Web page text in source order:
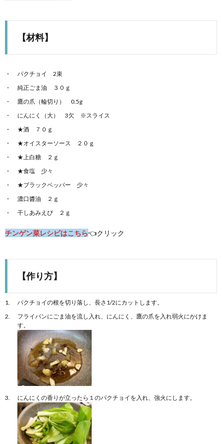
【材料】
パクチョイ 2束
純正ごま油 ３０ｇ
鷹の爪（輪切り） 0.5g
にんにく（大） 3欠 ※スライス
★酒 ７０ｇ
★オイスターソース ２０ｇ
★上白糖 ２ｇ
★食塩 少々
★ブラックペッパー 少々
濃口醬油 ２ｇ
干しあみえび ２ｇ
チンゲン菜レシピはこちら👈クリック
【作り方】
パクチョイの根を切り落し、長さ1/2にカットします。
フライパンにごま油を流し入れ、にんにく、鷹の爪を入れ弱火にかけま
す。
にんにくの香りが立ったら１のパクチョイを入れ、強火にします。